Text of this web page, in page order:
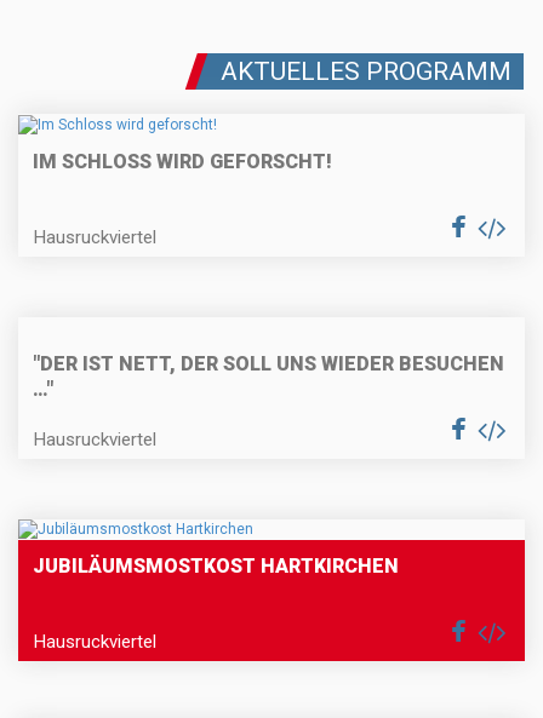
AKTUELLES PROGRAMM
IM SCHLOSS WIRD GEFORSCHT!
Hausruckviertel
"DER IST NETT, DER SOLL UNS WIEDER BESUCHEN
…"
Hausruckviertel
JUBILÄUMSMOSTKOST HARTKIRCHEN
Hausruckviertel